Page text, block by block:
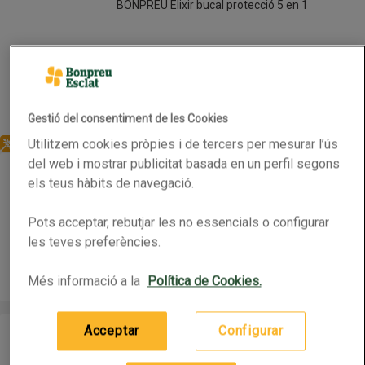
BONPREU Elixir bucal protecció 5 en 1
Afegeix
BONPREU Elixir bucal protecció antiplaca
Sense gluten
BONPREU Elixir bucal protecció antiplaca
500ml (0,26 € per 100 ml)
Afegeix
BONPREU Elixir bucal protecció contra la càries
BONPREU Elixir bucal protecció contra la càries
Gestió del consentiment de les Cookies
Utilitzem cookies pròpies i de tercers per mesurar l’ús
del web i mostrar publicitat basada en un perfil segons
els teus hàbits de navegació.
Pots acceptar, rebutjar les no essencials o configurar
les teves preferències.
Més informació a la Política de Cookies.
Configurar
Acceptar